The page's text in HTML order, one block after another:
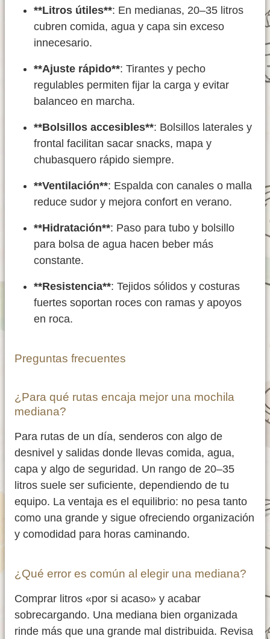
**Litros útiles**: En medianas, 20–35 litros
cubren comida, agua y capa sin exceso
innecesario.
**Ajuste rápido**: Tirantes y pecho
regulables permiten fijar la carga y evitar
balanceo en marcha.
**Bolsillos accesibles**: Bolsillos laterales y
frontal facilitan sacar snacks, mapa y
chubasquero rápido siempre.
**Ventilación**: Espalda con canales o malla
reduce sudor y mejora confort en verano.
**Hidratación**: Paso para tubo y bolsillo
para bolsa de agua hacen beber más
constante.
**Resistencia**: Tejidos sólidos y costuras
fuertes soportan roces con ramas y apoyos
en roca.
Preguntas frecuentes
¿Para qué rutas encaja mejor una mochila
mediana?
Para rutas de un día, senderos con algo de
desnivel y salidas donde llevas comida, agua,
capa y algo de seguridad. Un rango de 20–35
litros suele ser suficiente, dependiendo de tu
equipo. La ventaja es el equilibrio: no pesa tanto
como una grande y sigue ofreciendo organización
y comodidad para horas caminando.
¿Qué error es común al elegir una mediana?
Comprar litros «por si acaso» y acabar
sobrecargando. Una mediana bien organizada
rinde más que una grande mal distribuida. Revisa